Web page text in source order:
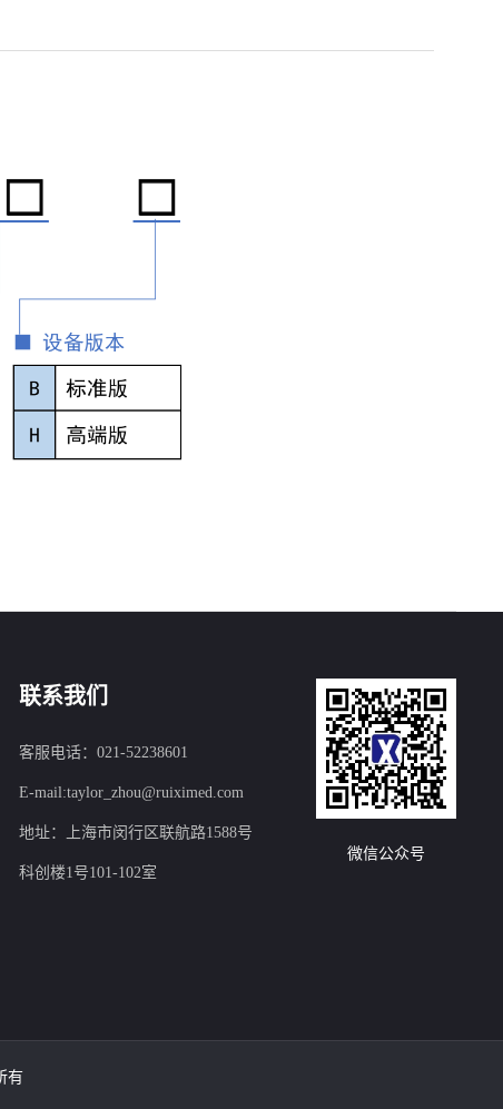
联系我们
客服电话：021-52238601
E-mail:taylor_zhou@ruiximed.com
地址：上海市闵行区联航路1588号
科创楼1号101-102室
微信公众号
有